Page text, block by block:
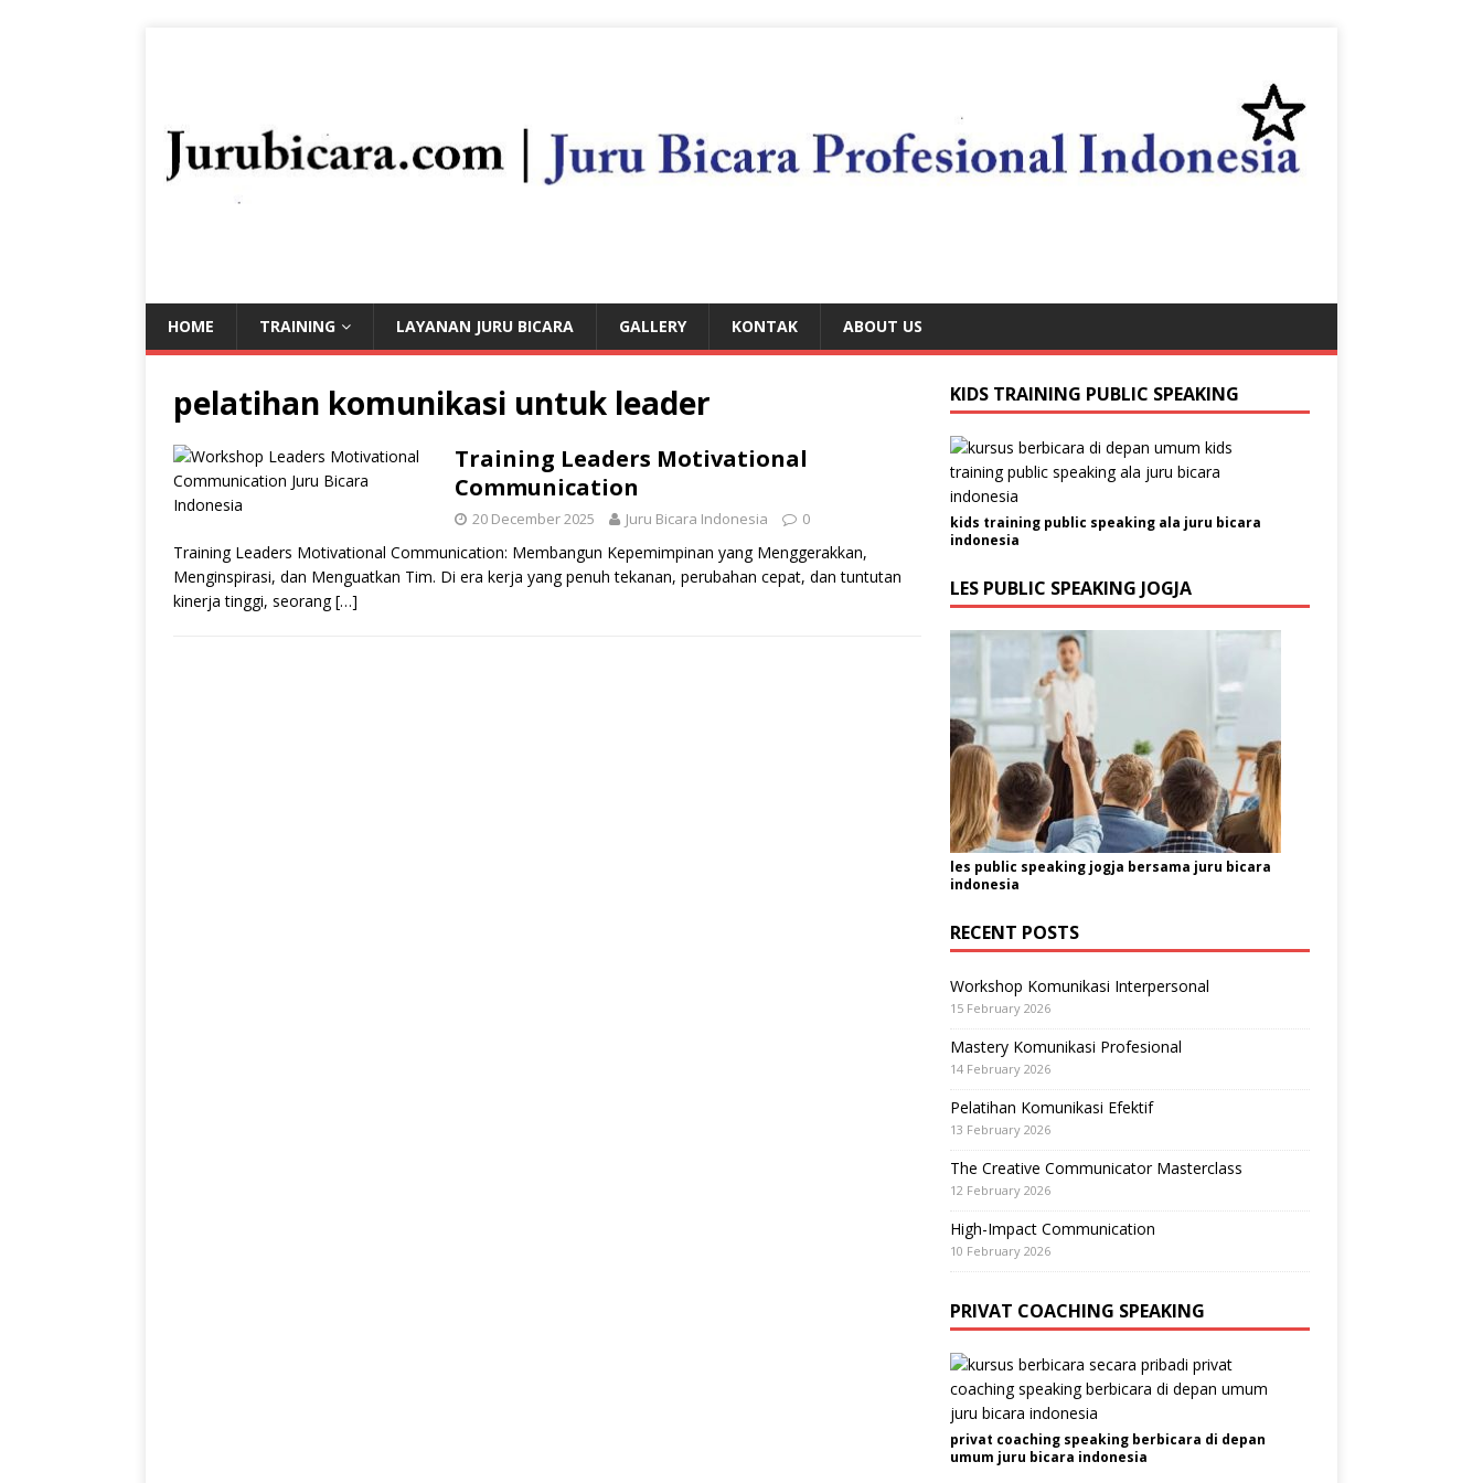
HOME TRAINING LAYANAN JURU BICARA GALLERY KONTAK ABOUT US
pelatihan komunikasi untuk leader
Training Leaders Motivational
Communication
20 December 2025 Juru Bicara Indonesia 0
Training Leaders Motivational Communication: Membangun Kepemimpinan yang Menggerakkan,
Menginspirasi, dan Menguatkan Tim. Di era kerja yang penuh tekanan, perubahan cepat, dan tuntutan
kinerja tinggi, seorang[…]
KIDS TRAINING PUBLIC SPEAKING
kids training public speaking ala juru bicara
indonesia
LES PUBLIC SPEAKING JOGJA
les public speaking jogja bersama juru bicara
indonesia
RECENT POSTS
Workshop Komunikasi Interpersonal
15 February 2026
Mastery Komunikasi Profesional
14 February 2026
Pelatihan Komunikasi Efektif
13 February 2026
The Creative Communicator Masterclass
12 February 2026
High-Impact Communication
10 February 2026
PRIVAT COACHING SPEAKING
privat coaching speaking berbicara di depan
umum juru bicara indonesia